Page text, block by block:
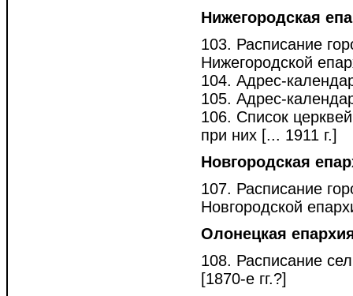
Нижегородская
103. Расписание
Нижегородской
104. Адрес-
105. Адрес-
106. Список
при них [... 1911 г.]
Новгородская
107. Расписание
Новгородской
Олонецкая
108. Расписание
[1870-е гг.?]